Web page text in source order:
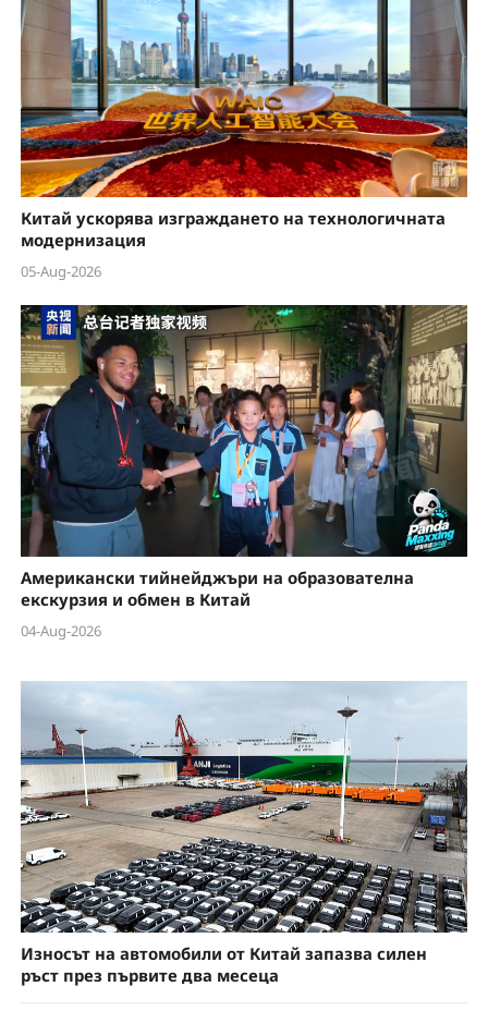
Китай ускорява изграждането на технологичната
модернизация
05-Aug-2026
Американски тийнейджъри на образователна
екскурзия и обмен в Китай
04-Aug-2026
Износът на автомобили от Китай запазва силен
ръст през първите два месеца